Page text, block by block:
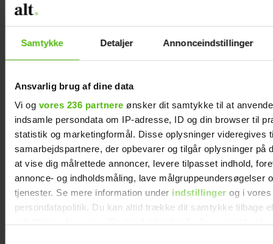
Samtykke Detaljer Annonceindstillinger
Ansvarlig brug af dine data
Vi og vores 236 partnere ønsker dit samtykke til at
indsamle persondata om IP-adresse, ID og din browser til
statistik og marketingformål. Disse oplysninger videregives
samarbejdspartnere, der opbevarer og tilgår oplysninger på
at vise dig målrettede annoncer, levere tilpasset indhold,
annonce- og indholdsmåling, lave målgruppeundersøgelser
tjenester. Se mere information under indstillinger og i vores
persondatapolitik. Du kan altid trække dit samtykke tilbage